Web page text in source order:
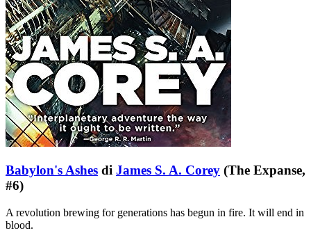
Babylon's Ashes di James S. A. Corey (The Expanse,
#6)
A revolution brewing for generations has begun in fire. It will end in
blood.